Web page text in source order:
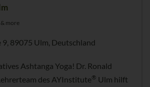
more
89075 Ulm, Deutschland
Ashtanga Yoga! Dr. Ronald
des AYInstitute® Ulm hilft